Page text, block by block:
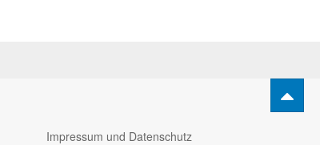
Impressum und Datenschutz